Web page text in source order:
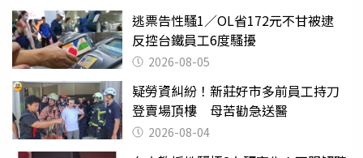
逃票告性騷1／OL省172元不甘被逮
反控台鐵員工6度騷擾
2026-08-05
疑勞資糾紛！新莊好市多前員工持刀
登賣場頂樓 母苦勸急送醫
2026-08-04